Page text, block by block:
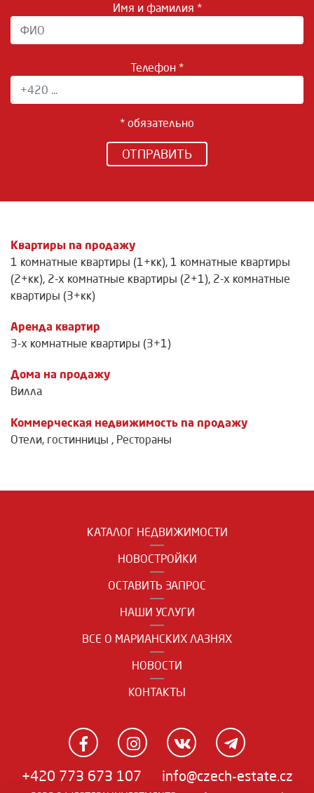
Имя и фамилия *
Телефон *
* обязательно
ОТПРАВИТЬ
Квартиры na продажу
1 комнатные квартиры (1+кк), 1 комнатные квартиры
(2+кк), 2-х комнатные квартиры (2+1), 2-х комнатные
квартиры (3+кк)
Аренда квартир
3-х комнатные квартиры (3+1)
Дома на продажу
Вилла
Коммерческая недвижимость na продажу
Отели, гостинницы , Рестораны
КАТАЛОГ НЕДВИЖИМОСТИ
НОВОСТРОЙКИ
ОСТАВИТЬ ЗАПРОС
НАШИ УСЛУГИ
ВСЕ О МАРИАНСКИХ ЛАЗНЯХ
НОВОСТИ
КОНТАКТЫ
+420 773 673 107 info@czech-estate.cz